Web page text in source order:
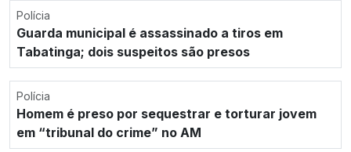
Polícia
Guarda municipal é assassinado a tiros em
Tabatinga; dois suspeitos são presos
Polícia
Homem é preso por sequestrar e torturar jovem
em “tribunal do crime” no AM